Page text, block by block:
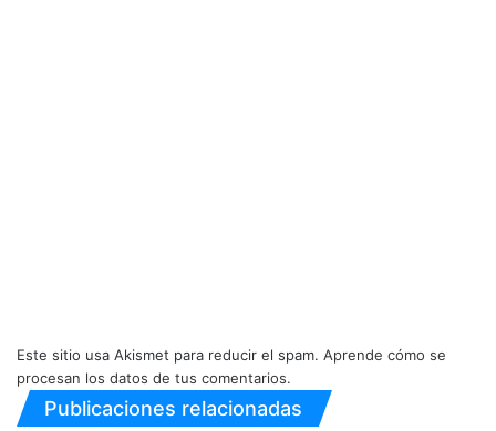
Este sitio usa Akismet para reducir el spam. Aprende cómo se
procesan los datos de tus comentarios.
Publicaciones relacionadas